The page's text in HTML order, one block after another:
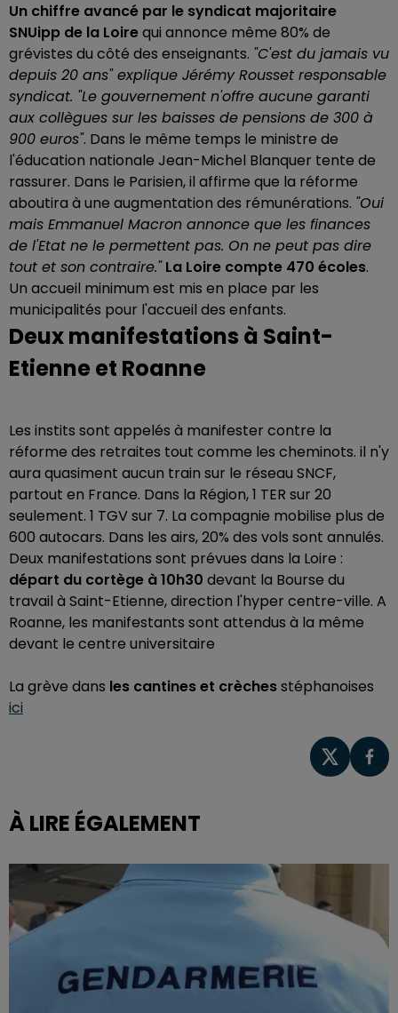
Un chiffre avancé par le syndicat majoritaire
SNUipp de la Loirequi annonce même 80% de
grévistes du côté des enseignants. "C'est du jamais vu
depuis 20 ans" explique Jérémy Rousset responsable
syndicat. "Le gouvernement n'offre aucune garanti
aux collègues sur les baisses de pensions de 300 à
900 euros". Dans le même temps le ministre de
l'éducation nationale Jean-Michel Blanquer tente de
rassurer. Dans le Parisien, il affirme que la réforme
aboutira à une augmentation des rémunérations. "Oui
mais Emmanuel Macron annonce que les finances
de l'Etat ne le permettent pas. On ne peut pas dire
tout et son contraire." La Loire compte 470 écoles.
Un accueil minimum est mis en place par les
municipalités pour l'accueil des enfants.
Deux manifestations à Saint-
Etienne et Roanne
Les instits sont appelés à manifester contre la
réforme des retraites tout comme les cheminots. il n'y
aura quasiment aucun train sur le réseau SNCF,
partout en France. Dans la Région, 1 TER sur 20
seulement. 1 TGV sur 7. La compagnie mobilise plus de
600 autocars. Dans les airs, 20% des vols sont annulés.
Deux manifestations sont prévues dans la Loire :
départ du cortège à 10h30 devant la Bourse du
travail à Saint-Etienne, direction l'hyper centre-ville. A
Roanne, les manifestants sont attendus à la même
devant le centre universitaire
La grève dans les cantines et crèchesstéphanoises
ici
À LIRE ÉGALEMENT